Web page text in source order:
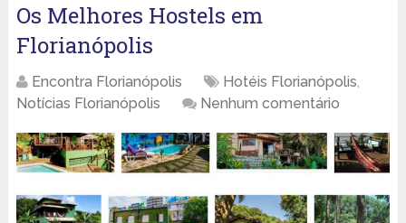
Os Melhores Hostels em
Florianópolis
Encontra Florianópolis Hotéis Florianópolis,
Notícias Florianópolis
Nenhum comentário